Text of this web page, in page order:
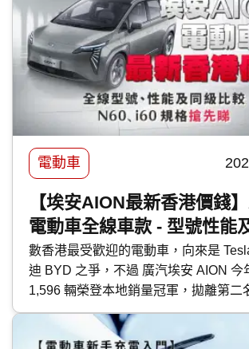
。今次 快而保 便為大家深入了解 MG
特性及售價，有助各位買車時有更好準
電動車
【埃安AION最新香港價錢
電動車全線車款 - 型號性能
售價比較｜N60、i60 規格
數香港最受歡迎的電動車，向來是
迪 BYD 之爭，不過 廣汽埃安 AION 今
1,596 輛榮登本地銷量冠軍，拋離第二
逾 10%，究竟廣汽埃安 AION 有何吸
黑馬姿態跑贏 Tesla 及 BYD 比亞迪？